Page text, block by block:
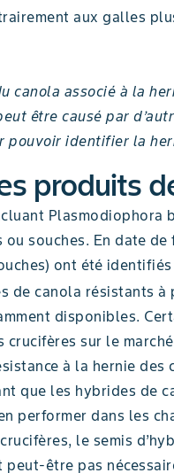
aux galles
canola associé à la
être causé par
pouvoir identifier la
produits
Plasmodiophora
souches. En date
ont été
de canola résistants à
disponibles.
crucifères sur le
à la hernie des
que les hybrides de
performer dans les
le semis
peut-être pas